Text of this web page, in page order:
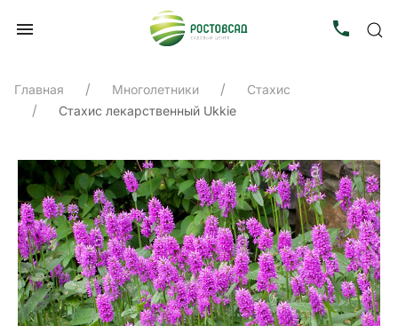
Главная Многолетники
Стахис
Стахис лекарственный Ukkie